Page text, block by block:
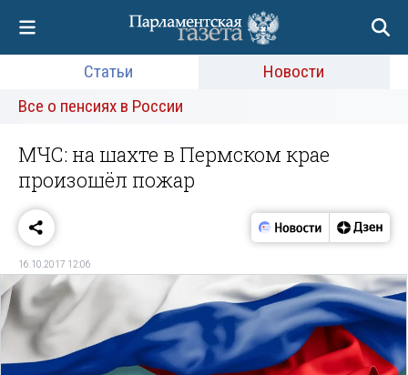
Статьи
Новости
Все о пенсиях в России
МЧС: на шахте в Пермском крае
произошёл пожар
16.10.2017 12:06